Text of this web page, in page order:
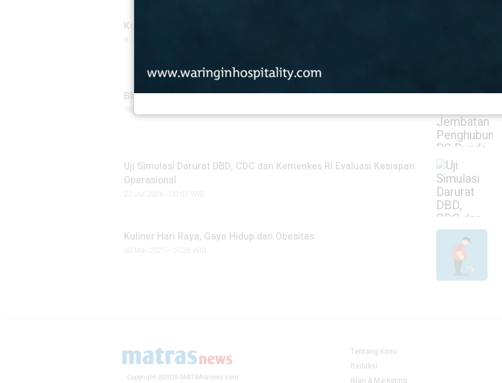
Kota Bekasi Darurat HIV, Bekasi Utara Kasus Tertinggi
BMHS Bangun Jembatan Penghubung RS Bunda Jakarta
13 Jun 2026 - 00:10 WIB
Uji Simulasi Darurat DBD, CDC dan Kemenkes RI Evaluasi Kesiapan
Operasional
Kuliner Hari Raya, Gaya Hidup dan Obesitas
Copyright @2026 MATRASnews.com
Tentang Kami
Redaksi
Iklan & Marketing